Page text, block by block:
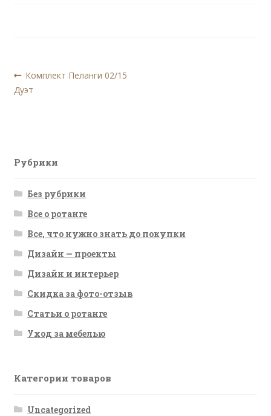
Навигация
по
Предыдущая
запись:
Комплект Пеланги 02/15
Дуэт
Рубрики
Без рубрики
Все о ротанге
Все, что нужно знать до покупки
Дизайн — проекты
Дизайн и интерьер
Скидка за фото-отзыв
Статьи о ротанге
Уход за мебелью
Категории товаров
Uncategorized